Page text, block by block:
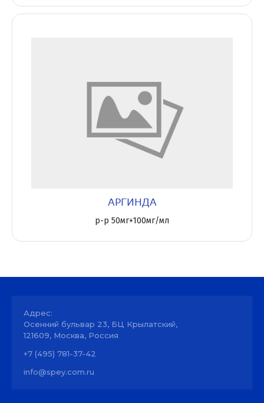
АРГИНДА
р-р 50мг+100мг/мл
Адрес:
Осенний бульвар 23, БЦ Крылатский,
121609, Москва, Россия
+7 (495) 781-37-42
info@spey.com.ru